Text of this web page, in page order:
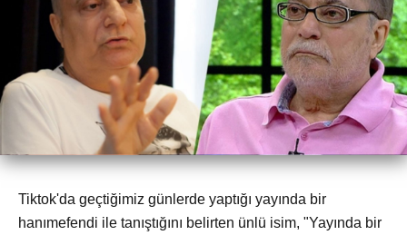
Tiktok'da geçtiğimiz günlerde yaptığı yayında bir
hanımefendi ile tanıştığını belirten ünlü isim, "Yayında bir